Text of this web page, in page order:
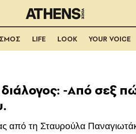
LIFE LOOK YOUR VOICE
-Από σεξ
από τη Σταυρούλα